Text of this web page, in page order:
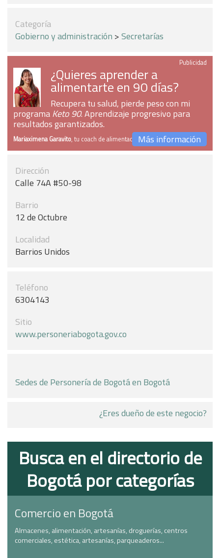
Categoría
Gobierno y administración >Secretarías
Publicidad
¿Quieres aprender a
alimentarte en 90 días?
Recupera tu salud, pierde peso con mi
programaKeto 90. Aprendizaje progresivo para
resultados garantizados.
Mariaximena Garavito, tu coach de alimentaciónMás información
Dirección
Calle 74A #50-98
Barrio
12 de Octubre
Localidad
Barrios Unidos
Teléfono
6304143
Sitio
www.personeriabogota.gov.co
Sedes de Personería de Bogotá en Bogotá
¿Eres dueño de este negocio?
Busca en el directorio de
Bogotá por categorías
Comercio en Bogotá
Almacenes, alimentación, artesanías, droguerías, centros
comerciales, estética, artesanías, parqueaderos...